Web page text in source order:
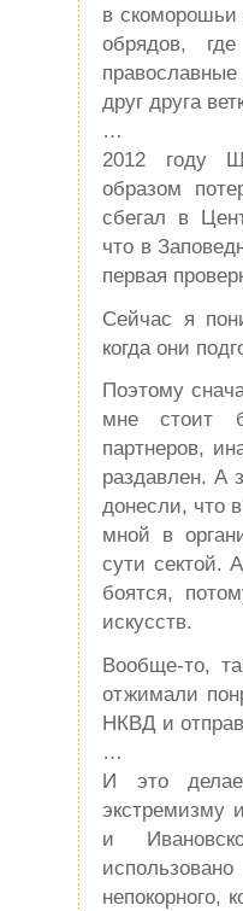
в скоморошьи
обрядов,
друг друга
…
2012 году
образом
сбегал в
что в
первая
Сейчас я
когда они
Поэтому
мне стоит
партнеров,
раздавлен.
донесли, что
мной в
сути сектой.
боятся,
искусств.
Вообще-то,
отжимали
НКВД и
…
И это
экстремизму
и
непокорного,